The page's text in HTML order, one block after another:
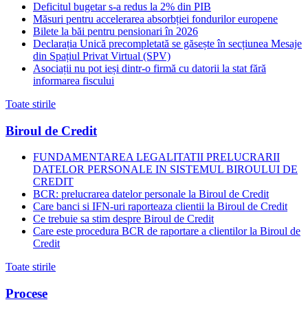
Deficitul bugetar s-a redus la 2% din PIB
Măsuri pentru accelerarea absorbției fondurilor europene
Bilete la băi pentru pensionari în 2026
Declarația Unică precompletată se găsește în secțiunea Mesaje
din Spațiul Privat Virtual (SPV)
Asociații nu pot ieși dintr-o firmă cu datorii la stat fără
informarea fiscului
Toate stirile
Biroul de Credit
FUNDAMENTAREA LEGALITATII PRELUCRARII
DATELOR PERSONALE IN SISTEMUL BIROULUI DE
CREDIT
BCR: prelucrarea datelor personale la Biroul de Credit
Care banci si IFN-uri raporteaza clientii la Biroul de Credit
Ce trebuie sa stim despre Biroul de Credit
Care este procedura BCR de raportare a clientilor la Biroul de
Credit
Toate stirile
Procese